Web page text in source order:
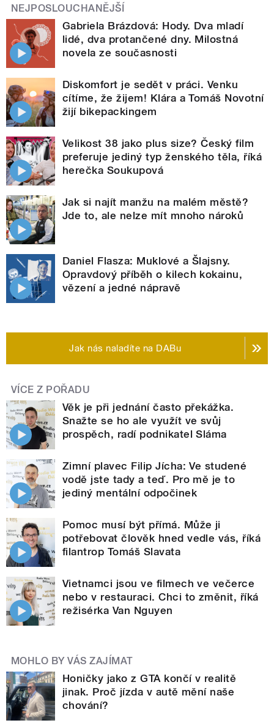
NEJPOSLOUCHANĚJŠÍ
Gabriela Brázdová: Hody. Dva mladí
lidé, dva protančené dny. Milostná
novela ze současnosti
Diskomfort je sedět v práci. Venku
cítíme, že žijem! Klára a Tomáš Novotní
žijí bikepackingem
Velikost 38 jako plus size? Český film
preferuje jediný typ ženského těla, říká
herečka Soukupová
Jak si najít manžu na malém městě?
Jde to, ale nelze mít mnoho nároků
Daniel Flasza: Muklové a Šlajsny.
Opravdový příběh o kilech kokainu,
vězení a jedné nápravě
Jak nás naladíte na DABu
VÍCE Z POŘADU
Věk je při jednání často překážka.
Snažte se ho ale využít ve svůj
prospěch, radí podnikatel Sláma
Zimní plavec Filip Jícha: Ve studené
vodě jste tady a teď. Pro mě je to
jediný mentální odpočinek
Pomoc musí být přímá. Může ji
potřebovat člověk hned vedle vás, říká
filantrop Tomáš Slavata
Vietnamci jsou ve filmech ve večerce
nebo v restauraci. Chci to změnit, říká
režisérka Van Nguyen
MOHLO BY VÁS ZAJÍMAT
Honičky jako z GTA končí v realitě
jinak. Proč jízda v autě mění naše
chování?